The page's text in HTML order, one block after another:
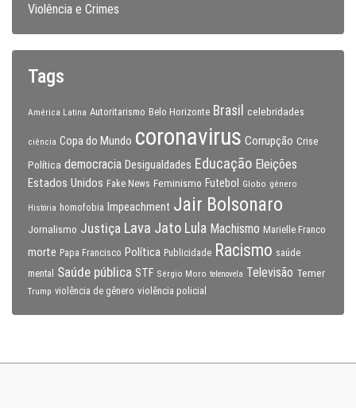
Violência e Crimes
Tags
América Latina Autoritarismo Belo Horizonte Brasil celebridades
ciência Copa do Mundo coronavirus Corrupção Crise
Política democracia Desigualdades Educação Eleições
Estados Unidos Fake News Feminismo Futebol Globo gênero
História homofobia Impeachment Jair Bolsonaro
Jornalismo Justiça Lava Jato Lula Machismo Marielle Franco
morte Papa Francisco Política Publicidade Racismo saúde
mental
Saúde pública STF Sérgio Moro telenovela Televisão Temer
Trump violência de gênero violência policial